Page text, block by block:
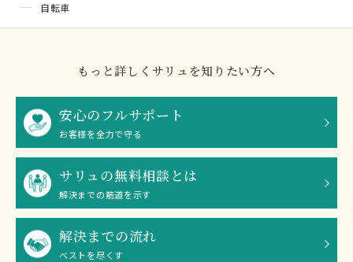
自転車
もっと詳しくサリュを知りたい方へ
安心のフルサポート
お客様を全力で守る
サリュの無料相談とは
解決までの筋道を示す
解決までの流れ
ベストを尽くす